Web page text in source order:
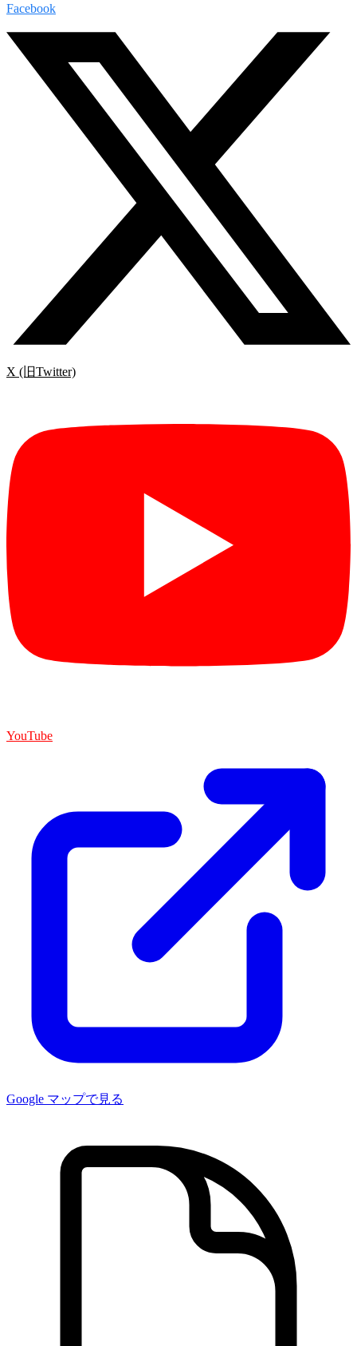
Facebook
X (旧Twitter)
YouTube
Google マップで見る